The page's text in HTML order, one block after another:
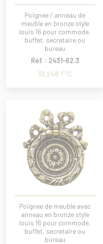
Poignee / anneau de
meuble en bronze style
louis 16 pour commode,
buffet, secretaire ou
bureau
Réf. : 2431-62.3
33.24€ TTC
Poignee de meuble avec
anneau en bronze style
louis 16 pour commode,
buffet, secretaire ou
bureau